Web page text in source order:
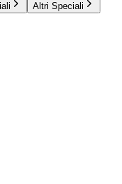
Altri Speciali